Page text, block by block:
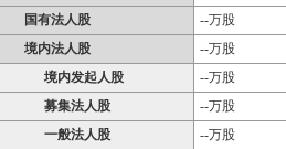
国有法人股
--万股
境内法人股
--万股
境内发起人股
--万股
募集法人股
--万股
一般法人股
--万股